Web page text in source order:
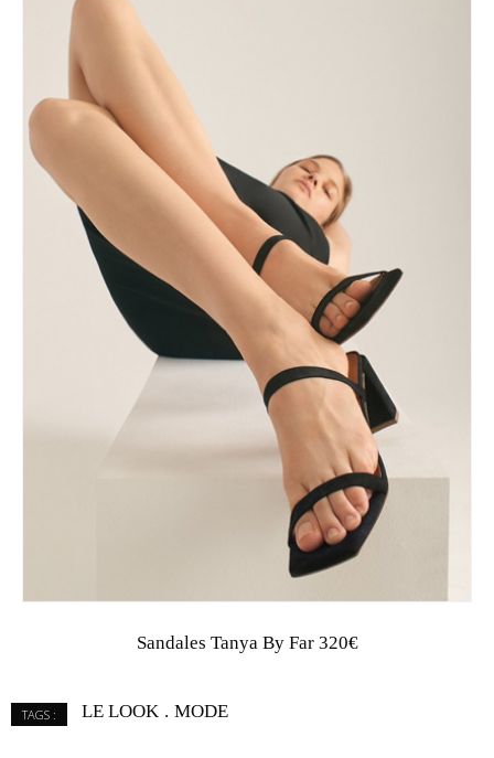
Sandales Tanya By Far 320€
TAGS : LE LOOK MODE